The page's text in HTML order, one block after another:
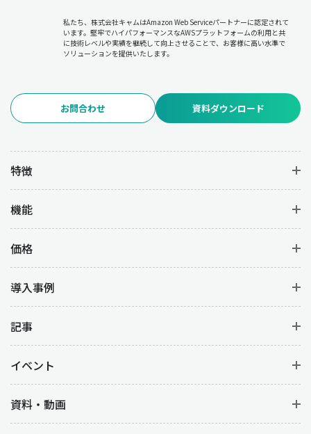
私たち、株式会社キャムはAmazon Web Serviceパートナーに認定されて
います。堅牢でハイパフォーマンスなAWSプラットフォームの利用と共
に技術レベルや実績を継続して向上させることで、お客様に高い水準で
ソリューションを提供いたします。
お問合わせ 資料ダウンロード
特徴
機能
価格
導入事例
記事
イベント
資料・動画